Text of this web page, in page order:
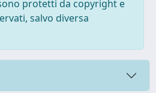
protetti da copyright e
salvo diversa